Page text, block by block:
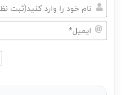
نام
خود
نظر